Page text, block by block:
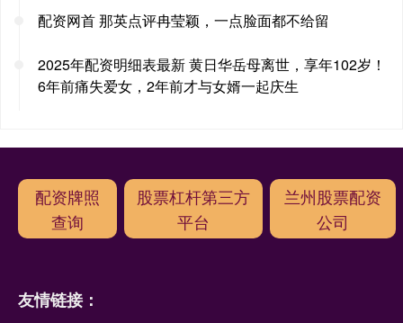
配资网首 那英点评冉莹颖，一点脸面都不给留
2025年配资明细表最新 黄日华岳母离世，享年102岁！
6年前痛失爱女，2年前才与女婿一起庆生
配资牌照
查询
股票杠杆第三方
平台
兰州股票配资
公司
友情链接：